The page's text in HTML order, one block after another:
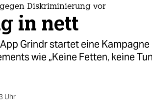
Diskriminierung vor
in nett
Grindr startet eine
wie „Keine Fetten, keine
Uhr